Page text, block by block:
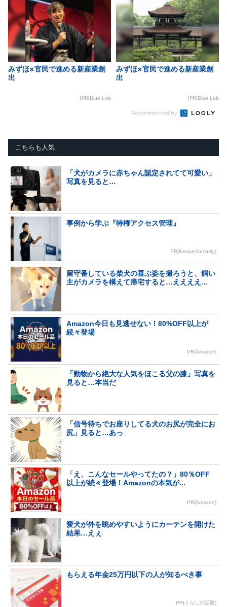
みずほ×官民で進める新産業創
出
[PR]Blue Lab
みずほ×官民で進める新産業創
出
[PR]Blue Lab
Recommended by
こちらも人気
「犬がカメラに赤ちゃん認定されてて可愛い」
写真を見ると…
事例から学ぶ『特権アクセス管理』
PR(KeeperSecurity)
留守番している柴犬の喜ぶ姿を撮ろうと、飼い
主がカメラを構えて帰宅すると…ええええ...
Amazon今日も見逃せない！80%OFF以上が
続々登場
PR(Amazon)
「動物から絶大な人気をほこる父の膝」写真を
見ると…本当だ
「信号待ちでお座りしてる犬のお尻が完全にお
尻」見ると…あっ
「え、こんなセールやってたの？」80％OFF
以上が続々登場！Amazonの本気が...
PR(Amazon)
愛犬が外を眺めやすいようにカーテンを開けた
結果…えぇ
もらえる年金25万円以下の人が知るべき事
PR(くらしの話題)